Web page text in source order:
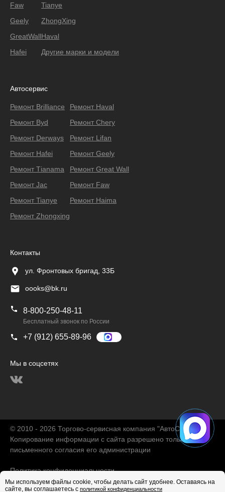
Faw
Geely
GreatWall
Hafei
Tianye
ZhongXing
Haval
Другие марки и модели
Автосервис
Ремонт Brilliance
Ремонт Byd
Ремонт Derways
Ремонт Hafei
Ремонт Тianama
Ремонт Jac
Ремонт Tianye
Ремонт Zhongxing
Ремонт Haval
Ремонт Chery
Ремонт Lifan
Ремонт Geely
Ремонт Great Wall
Ремонт Faw
Ремонт Haima
Контакты
ул. Фронтовых бригад, 33Б
oooks@bk.ru
8-800-250-48-11
Бесплатный звонок по России
+7 (912) 655-89-96
Мы в соцсетях
© 2010 - 2026 Торгово-сервисная компания "АвтоChina"
Копирование информации с сайта разрешено только с
письменного согласия его администрации
Политика конфиденциальности
Мы используем файлы cookie, чтобы делать сайт удобнее. Оставаясь на
сайте, вы соглашаетесь с политикой конфиденциальности